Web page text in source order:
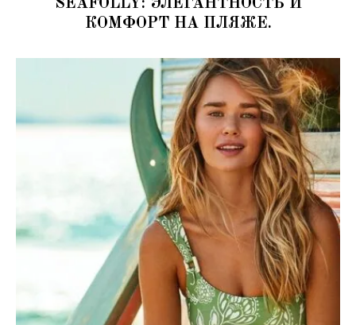
SEAFOLLY: ЭЛЕГАНТНОСТЬ И
КОМФОРТ НА ПЛЯЖЕ.